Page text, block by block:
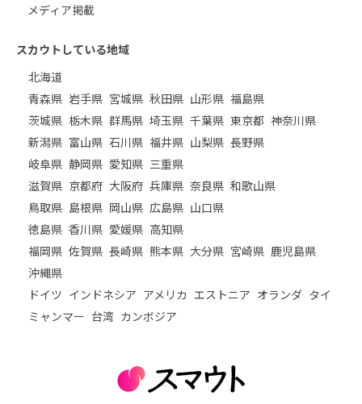
メディア掲載
スカウトしている地域
北海道
青森県 岩手県 宮城県 秋田県 山形県 福島県
茨城県 栃木県 群馬県 埼玉県 千葉県 東京都 神奈川県
新潟県 富山県 石川県 福井県 山梨県 長野県
岐阜県 静岡県 愛知県 三重県
滋賀県 京都府 大阪府 兵庫県 奈良県 和歌山県
鳥取県 島根県 岡山県 広島県 山口県
徳島県 香川県 愛媛県 高知県
福岡県 佐賀県 長崎県 熊本県 大分県 宮崎県 鹿児島県
沖縄県
ドイツ インドネシア アメリカ エストニア オランダ タイ
ミャンマー 台湾 カンボジア